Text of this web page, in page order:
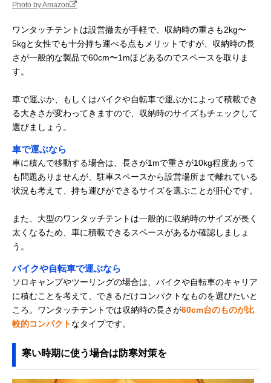
Photo by Amazon
ワンタッチテントは設営撤去が手軽で、収納時の重さも2kg〜
5kgと女性でも十分持ち運べる点もメリットですが、収納時の長
さが一般的な製品で60cm〜1mほどあるのでスペースを取りま
す。
車で運ぶか、もしくはバイクや自転車で運ぶかによって積載でき
る大きさが変わってきますので、収納時のサイズもチェックして
選びましょう。
車で運ぶなら
車に積んで移動する場合は、長さが1mで重さが10kg程度あって
も問題ありませんが、駐車スペースから設営場所まで離れている
状況も考えて、持ち運びができるサイズを選ぶことが肝心です。
また、大型のワンタッチテントは一般的に収納時のサイズが長く
太くなるため、車に積載できるスペースがあるか確認しましょ
う。
バイクや自転車で運ぶなら
ソロキャンプやツーリングの場合は、バイクや自転車のキャリア
に積むことを考えて、できるだけコンパクトなものを選びたいと
ころ。ワンタッチテントでは収納時の長さが60cm台のものが比
較的コンパクトなタイプです。
寒い時期に使う場合は防寒対策を